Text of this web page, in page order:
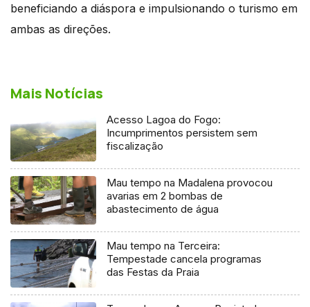
beneficiando a diáspora e impulsionando o turismo em
ambas as direções.
Mais Notícias
Acesso Lagoa do Fogo:
Incumprimentos persistem sem
fiscalização
Mau tempo na Madalena provocou
avarias em 2 bombas de
abastecimento de água
Mau tempo na Terceira:
Tempestade cancela programas
das Festas da Praia